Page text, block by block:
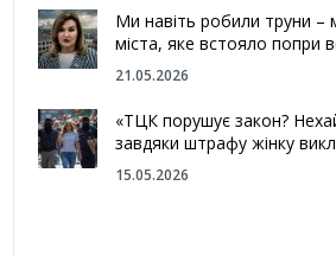
Ми навіть робили труни –
міста, яке встояло попри
21.05.2026
«ТЦК порушує закон?
завдяки штрафу жінку
15.05.2026